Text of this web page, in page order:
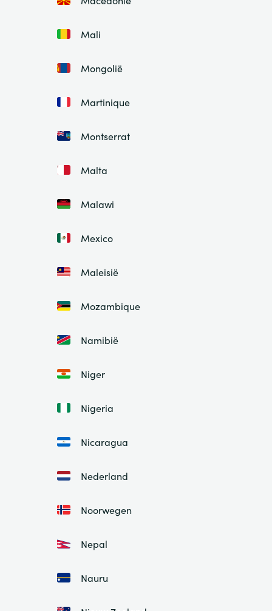
Mali
Mongolië
Martinique
Montserrat
Malta
Malawi
Mexico
Maleisië
Mozambique
Namibië
Niger
Nigeria
Nicaragua
Nederland
Noorwegen
Nepal
Nauru